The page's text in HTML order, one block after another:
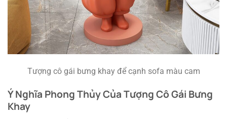
Tượng cô gái bưng khay để cạnh sofa màu cam
Ý Nghĩa Phong Thủy Của Tượng Cô Gái Bưng
Khay